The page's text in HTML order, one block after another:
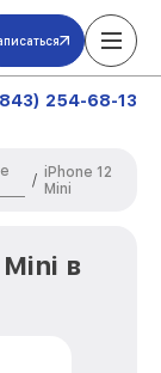
254-68-13
/ iPhone 12
Mini
в